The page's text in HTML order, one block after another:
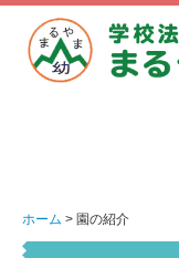
入園案内
ホーム 園の紹介